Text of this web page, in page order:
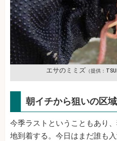
エサのミミズ （提供：
朝イチから狙いの区
今季ラストということもあり
地到着する。今日はまだ誰も